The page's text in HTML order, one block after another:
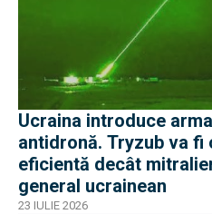
Ucraina introduce
antidronă. Tryzub va fi
eficientă decât
general ucrainean
23 IULIE 2026